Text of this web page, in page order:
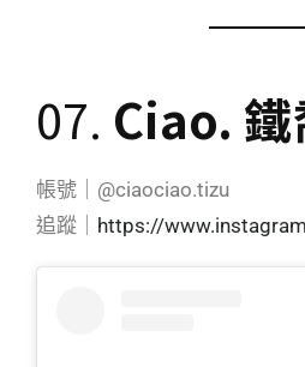
07. Ciao. 鐵
帳號｜@ciaociao.tizu
追蹤｜ https://